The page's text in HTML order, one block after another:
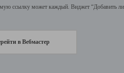
ссылку может каждый. Виджет “Добавить
в Вебмастер